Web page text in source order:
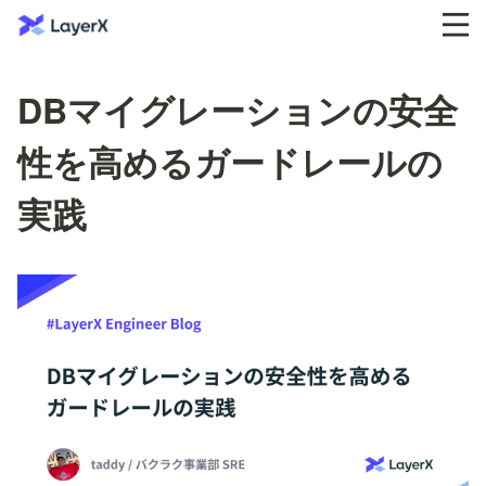
DBマイグレーションの安全
性を高めるガードレールの
実践